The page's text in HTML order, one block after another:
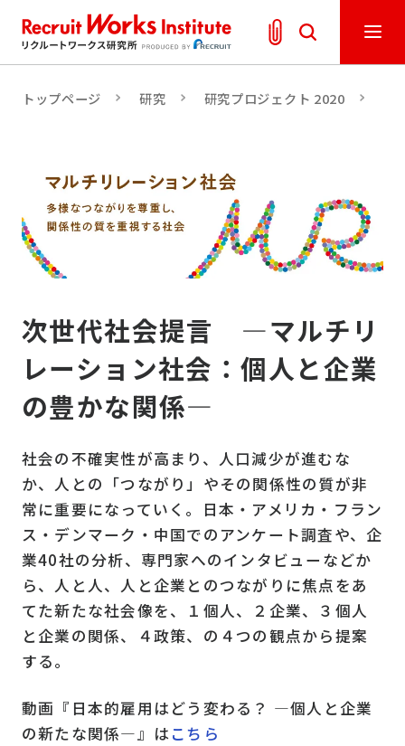
トップページ 研究 研究プロジェクト 2020
次世代社会提言 ―マルチリ
レーション社会：個人と企業
の豊かな関係―
社会の不確実性が高まり、人口減少が進むな
か、人との「つながり」やその関係性の質が非
常に重要になっていく。日本・アメリカ・フラン
ス・デンマーク・中国でのアンケート調査や、企
業40社の分析、専門家へのインタビューなどか
ら、人と人、人と企業とのつながりに焦点をあ
てた新たな社会像を、１個人、２企業、３個人
と企業の関係、４政策、の４つの観点から提案
する。
動画『日本的雇用はどう変わる？ ―個人と企業
の新たな関係―』はこちら